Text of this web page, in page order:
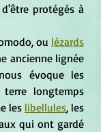
protégés à
ou lézards
ancienne lignée
longtemps
les libellules
qui ont gardé